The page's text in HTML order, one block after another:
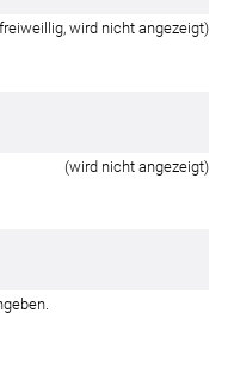
wird nicht angezeigt)
(wird nicht angezeigt)